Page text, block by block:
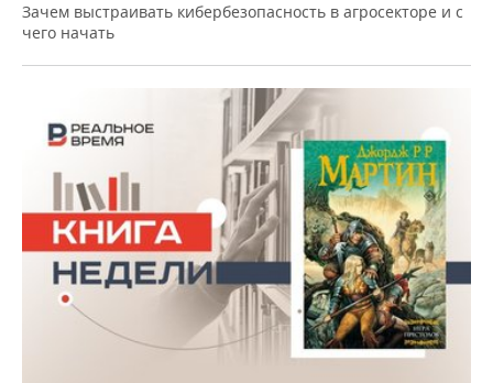
Зачем выстраивать кибербезопасность в агросекторе и с
чего начать